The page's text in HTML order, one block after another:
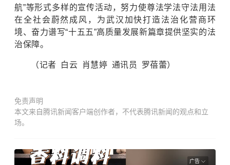
航”等形式多样的宣传活动，努力使尊法学法守法用法
在全社会蔚然成风，为武汉加快打造法治化营商环
境、奋力谱写“十五五”高质量发展新篇章提供坚实的法
治保障。
（记者 白云 肖慧婷 通讯员 罗蓓蕾）
免责声明
本文来自腾讯新闻客户端创作者，不代表腾讯新闻的观点和立
场。
广告